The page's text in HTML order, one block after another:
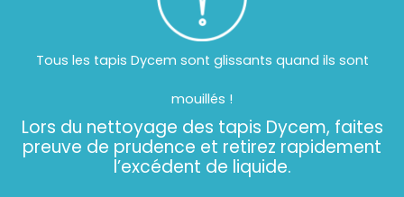
Tous les tapis Dycem sont glissants quand ils sont
mouillés !
Lors du nettoyage des tapis Dycem, faites
preuve de prudence et retirez rapidement
l’excédent de liquide.